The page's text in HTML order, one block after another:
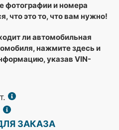
фотографии и номера
что это то, что вам нужно!
ли автомобильная
нажмите здесь и
указав VIN-
ЗАКАЗА